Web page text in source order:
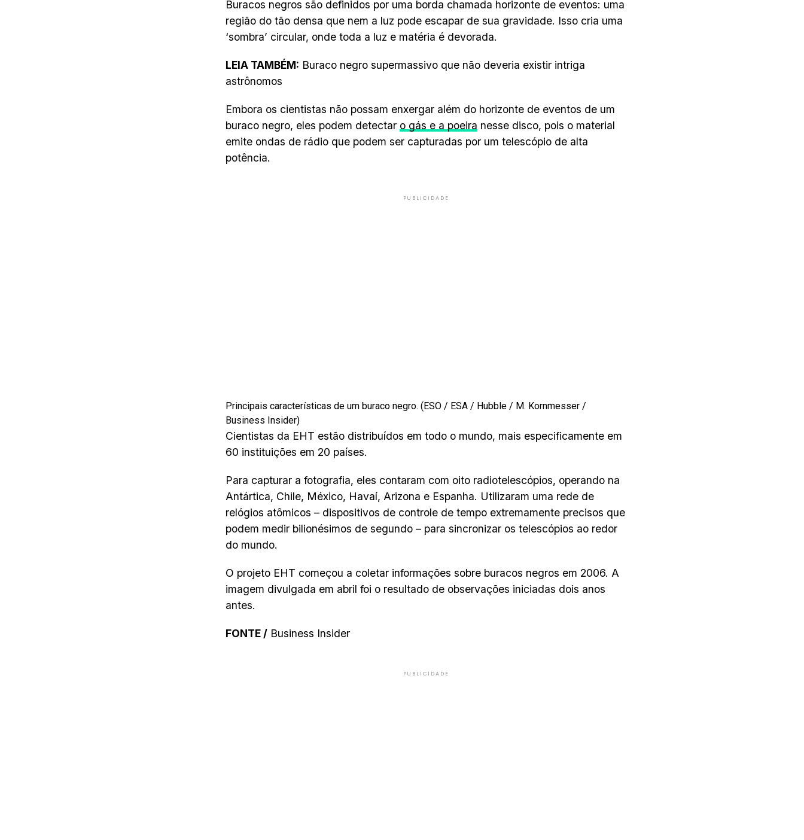
Buracos negros são definidos por uma borda chamada horizonte de eventos: uma
região do tão densa que nem a luz pode escapar de sua gravidade. Isso cria uma
‘sombra’ circular, onde toda a luz e matéria é devorada.
LEIA TAMBÉM: Buraco negro supermassivo que não deveria existir intriga
astrônomos
Embora os cientistas não possam enxergar além do horizonte de eventos de um
buraco negro, eles podem detectar o gás e a poeira nesse disco, pois o material
emite ondas de rádio que podem ser capturadas por um telescópio de alta
potência.
PUBLICIDADE
Principais características de um buraco negro. (ESO / ESA / Hubble / M. Kornmesser /
Business Insider)
Cientistas da EHT estão distribuídos em todo o mundo, mais especificamente em
60 instituições em 20 países.
Para capturar a fotografia, eles contaram com oito radiotelescópios, operando na
Antártica, Chile, México, Havaí, Arizona e Espanha. Utilizaram uma rede de
relógios atômicos – dispositivos de controle de tempo extremamente precisos que
podem medir bilionésimos de segundo – para sincronizar os telescópios ao redor
do mundo.
O projeto EHT começou a coletar informações sobre buracos negros em 2006. A
imagem divulgada em abril foi o resultado de observações iniciadas dois anos
antes.
FONTE / Business Insider
PUBLICIDADE